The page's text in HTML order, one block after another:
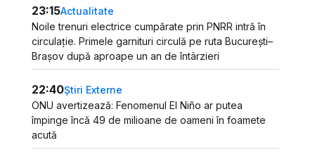
23:15Actualitate
Noile trenuri electrice cumpărate prin PNRR intră în
circulație. Primele garnituri circulă pe ruta București–
Brașov după aproape un an de întârzieri
22:40Știri Externe
ONU avertizează: Fenomenul El Niño ar putea
împinge încă 49 de milioane de oameni în foamete
acută